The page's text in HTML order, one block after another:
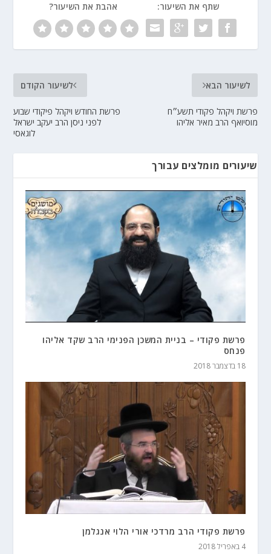
שתף את השיעור: אהבת את השיעור?
לשיעור הקודם
פרשת החודש ויקהל פיקודי שבוע
לפני ניסן הרב יעקב ישראל
לוגאסי
לשיעור הבא
פרשת ויקהל פקודי תשע״ח
מוסיואף הרב מאיר אליהו
שיעורים מומלצים עבורך
פרשת פקודי – בניית המשכן הפנימי הרב שקד אליהו
פנחס
18 בדצמבר 2018
פרשת פקודי הרב מרדכי אורי הלוי אנגלמן
4 באפריל 2018